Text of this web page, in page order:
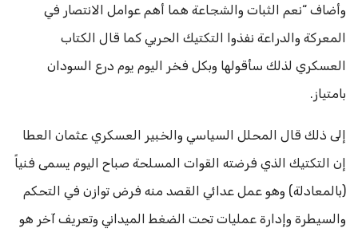
وأضاف “نعم الثبات والشجاعة هما أهم عوامل الانتصار في
المعركة والدراعة نفذوا التكتيك الحربي كما قال الكتاب
العسكري لذلك سأقولها وبكل فخر اليوم يوم درع السودان
بامتياز.
إلى ذلك قال المحلل السياسي والخبير العسكري عثمان العطا
إن التكتيك الذي فرضته القوات المسلحة صباح اليوم يسمى فنياً
(بالمعادلة) وهو عمل عدائي القصد منه فرض توازن في التحكم
والسيطرة وإدارة عمليات تحت الضغط الميداني وتعريف آخر هو